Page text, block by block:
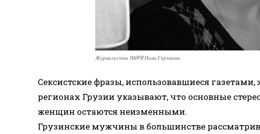
Журналистка IWPR Нино Герзмава
Сексистские фразы, использовавшиеся
регионах Грузии указывают, что основные
женщин остаются неизменными.
Грузинские мужчины в большинстве